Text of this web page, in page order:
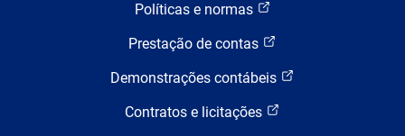
Políticas e normas
Prestação de contas
Demonstrações contábeis
Contratos e licitações